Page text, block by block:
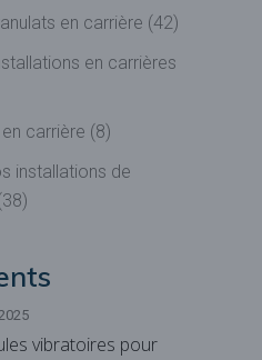
en carrière (42)
en carrières
carrière (8)
installations de
vibratoires pour